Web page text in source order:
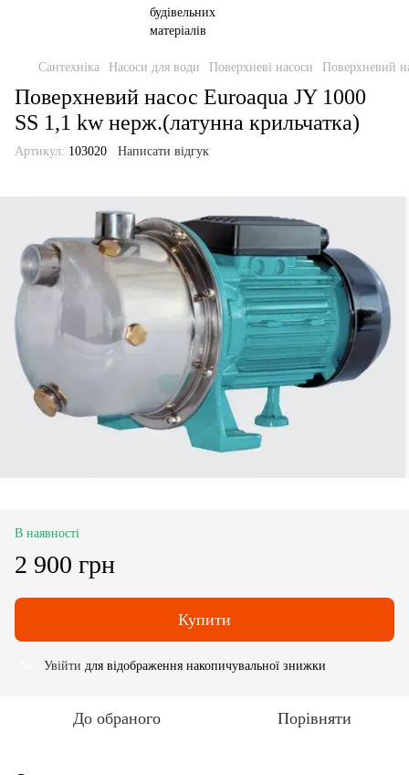
Сантехніка Насоси для води Поверхневі насоси Поверхневий
Поверхневий насос Euroaqua JY 1000
SS 1,1 kw нерж.(латунна крильчатка)
Артикул: 103020 Написати відгук
В наявності
2 900 грн
Купити
Увійти для відображення накопичувальної знижки
До обраного Порівняти